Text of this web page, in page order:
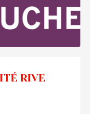
RIVE